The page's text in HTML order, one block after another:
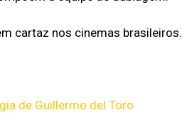
cartaz nos cinemas brasileiros.
de Guillermo del Toro